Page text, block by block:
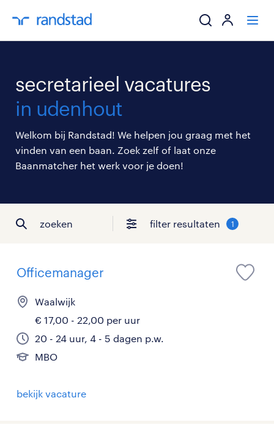
mijn carrière
over randstad
secretarieel vacatures
in udenhout
Welkom bij Randstad! We helpen jou graag met het
vinden van een baan. Zoek zelf of laat onze
Baanmatcher het werk voor je doen!
zoeken filter resultaten 1
Officemanager
Waalwijk
€ 17,00 - 22,00 per uur
20 - 24 uur, 4 - 5 dagen p.w.
MBO
bekijk vacature